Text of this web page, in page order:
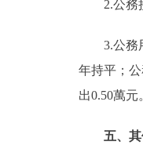
2.公務接
3.公務用
年持平；
出0.50萬
五、